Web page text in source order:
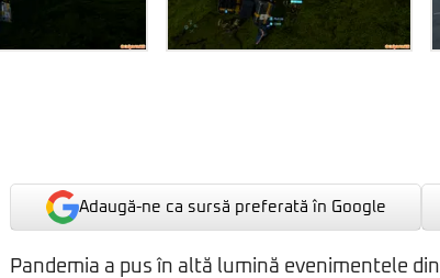
Adaugă-ne ca sursă preferată în Google
Pandemia a pus în altă lumină evenimentele din